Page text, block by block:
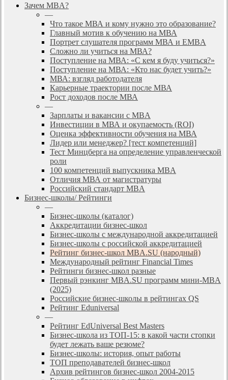
search
Menu
Зачем MBA?
—
Что такое МВА и кому нужно это образование?
Главный мотив к обучению на МВА
Портрет слушателя программ МВА и EMBA
Сложно ли учиться на МВА?
Поступление на МВА: «С кем я буду учиться?»
Поступление на МВА: «Кто нас будет учить?»
МВА: взгляд работодателя
Карьерные траектории после МВА
Рост доходов после МВА
—
Зарплаты и вакансии с MBA
Инвестиции в МВА и окупаемость (ROI)
Оценка эффективности обучения на МВА
Лидер или менеджер? [тест компетенций]
Тест Минцберга на определение управленческой
роли
100 компетенций выпускника MBA
Отличия МВА от магистратуры
Российский стандарт MBA
Бизнес-школы/ Рейтинги
—
Бизнес-школы (каталог)
Аккредитации бизнес-школ
Бизнес-школы с международной аккредитацией
Бизнес-школы с российской аккредитацией
Рейтинг бизнес-школ MBA.SU (народный)
Международный рейтинг Financial Times
Рейтинги бизнес-школ разные
Первый рэнкинг MBA.SU программ мини-MBA
(2025)
Российские бизнес-школы в рейтингах QS
Рейтинг Eduniversal
—
Рейтинг EdUniversal Best Masters
Бизнес-школа из ТОП-15: в какой части стопки
будет лежать ваше резюме?
Бизнес-школы: история, опыт работы
ТОП преподавателей бизнес-школ
Архив рейтингов бизнес-школ 2004-2015